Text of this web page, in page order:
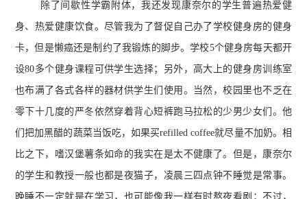
除了间歇性学霸附体，我还发现康奈尔的学生普遍热爱健
身、热爱健康饮食。尽管我为了督促自己办了学校健身房的健身
卡，但是懒癌还是制约了我锻炼的脚步。学校5个健身房每天都开
设80多个健身课程可供学生选择；另外，高大上的健身房训练室
也布满了各式各样的器材供学生们使用。当然，校园里也不乏在
零下十几度的严冬依然穿着背心短裤跑马拉松的少男少女们。他
们把加黑醋的蔬菜当饭吃，如果买refilled coffee就尽量不加奶。相
比之下，嗜汉堡薯条如命的我实在是太不健康了。但是，康奈尔
的学生和教授一般也都是夜猫子，凌晨三四点钟不睡觉是常事。
晚睡不一定就是在学习，也可能像我一样有时熬夜看剧；不过，